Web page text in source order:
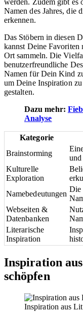
Namen des Jahres, die
erkennen.
Das Stöbern in diesen
kannst Deine Favoriten
Ort sammeln. Die
benutzerfreundliche
Namen für Dein Kind
um Deine Inspiration
gestalten.
Dazu mehr:
Analyse
Kategorie
Brainstorming
Kulturelle
Exploration
Namebedeutungen
Die
Webseiten &
Datenbanken
Literarische
Inspiration
Inspiration
schöpfen
Inspiration aus